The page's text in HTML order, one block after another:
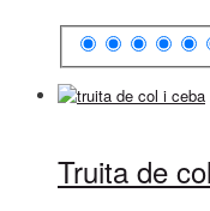
Truita de